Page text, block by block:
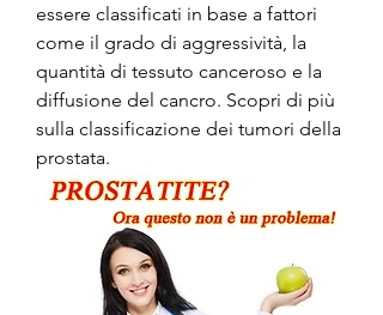
essere classificati in base a fattori
come il grado di aggressività, la
quantità di tessuto canceroso e la
diffusione del cancro. Scopri di più
sulla classificazione dei tumori della
prostata.